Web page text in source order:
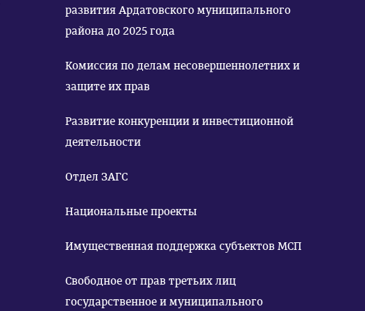
развития Ардатовского муниципального
района до 2025 года
Комиссия по делам несовершеннолетних и
защите их прав
Развитие конкуренции и инвестиционной
деятельности
Отдел ЗАГС
Национальные проекты
Имущественная поддержка субъектов МСП
Свободное от прав третьих лиц
государственное и муниципального